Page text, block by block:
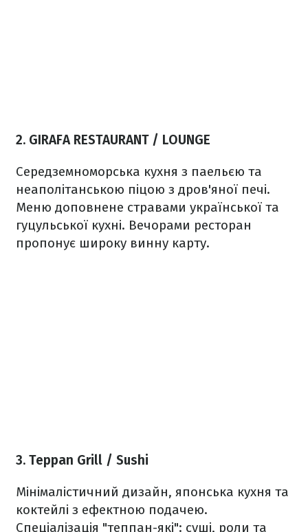
2. GIRAFA RESTAURANT / LOUNGE
Середземноморська кухня з паельєю та
неаполітанською піцою з дров'яної печі.
Меню доповнене стравами української та
гуцульської кухні. Вечорами ресторан
пропонує широку винну карту.
3. Teppan Grill / Sushi
Мінімалістичний дизайн, японська кухня та
коктейлі з ефектною подачею.
Спеціалізація "теппан-які": суші, роли та